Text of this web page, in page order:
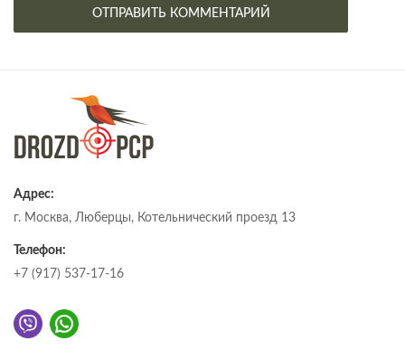
Адрес:
г. Москва, Люберцы, Котельнический проезд 13
Телефон:
+7 (917) 537-17-16